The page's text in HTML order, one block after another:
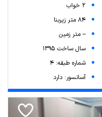
2 خواب
84 متر زیربنا
-- متر زمین
سال ساخت 1395
شماره طبقه: 4
آسانسور: دارد